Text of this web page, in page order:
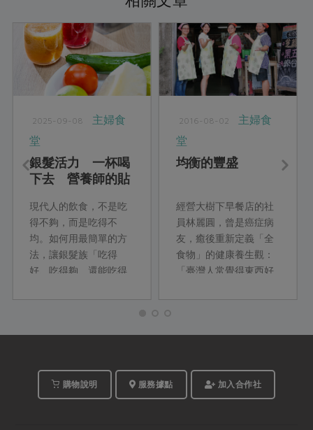
2025-09-08
主婦食
堂
銀髮活力 一杯喝
下去 營養師的貼
現代人的飲食，不是吃
得不夠，而是吃得不
均。如何用最簡單的方
法，讓銀髮族「吃得
好、吃得夠、還能吃得
別邀請資深營養師柯蘊
出發，設計以「飲品」
的營養缺口。
2016-08-02
主婦食
堂
均衡的豐盛
經營大樹下早餐店的社
員林麗圓，曾是癌症病
友，癒後重新定義「全
食物」的健康養生觀：
「臺灣人常覺得東西好
就隨便吃，其實所謂的
且量不對就不行。如果
購物說明 服務據點 加入合作社